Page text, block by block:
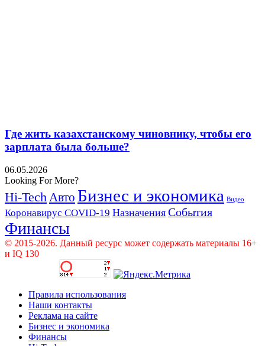
Где жить казахстанскому чиновнику, чтобы его
зарплата была больше?
06.05.2026
Looking For More?
Hi-Tech Авто Бизнес и экономика Видео
Коронавирус COVID-19 Назначения События
Финансы
© 2015-2026. Данный ресурс может содержать материалы 16+
и IQ 130
Правила использования
Наши контакты
Реклама на сайте
Бизнес и экономика
Финансы